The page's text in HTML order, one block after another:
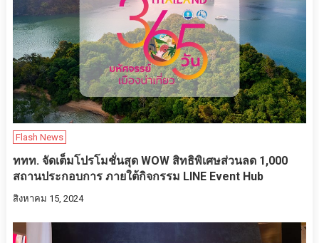
Flash News
ททท. จัดเต็มโปรโมชั่นสุด WOW สิทธิพิเศษส่วนลด 1,000
สถานประกอบการ ภายใต้กิจกรรม LINE Event Hub
สิงหาคม 15, 2024